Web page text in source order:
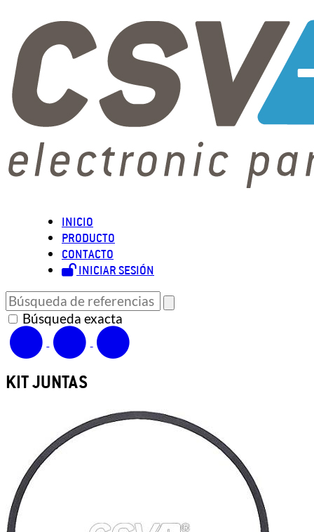
INICIO
PRODUCTO
CONTACTO
INICIAR SESIÓN
Búsqueda exacta
KIT JUNTAS